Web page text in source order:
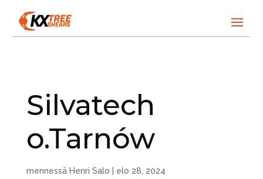
Silvatech
o.Tarnów
mennessä Henri Salo elo 28, 2024